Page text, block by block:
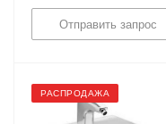
Отправить запрос
РАСПРОДАЖА